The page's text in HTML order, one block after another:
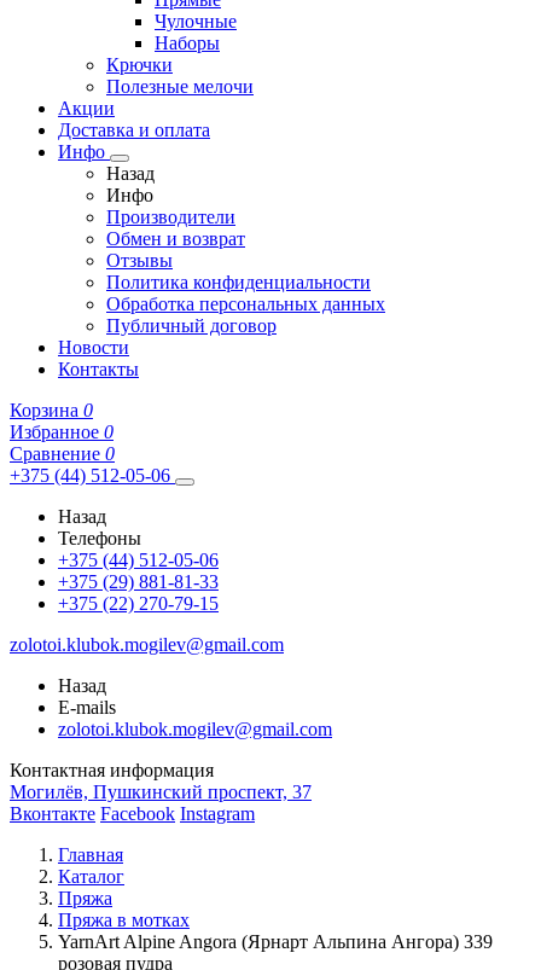
Чулочные
Наборы
Крючки
Полезные мелочи
Акции
Доставка и оплата
Инфо
Назад
Инфо
Производители
Обмен и возврат
Отзывы
Политика конфиденциальности
Обработка персональных данных
Публичный договор
Новости
Контакты
Корзина 0
Избранное 0
Сравнение 0
+375 (44) 512-05-06
Назад
Телефоны
+375 (44) 512-05-06
+375 (29) 881-81-33
+375 (22) 270-79-15
zolotoi.klubok.mogilev@gmail.com
Назад
E-mails
zolotoi.klubok.mogilev@gmail.com
Контактная информация
Могилёв, Пушкинский проспект, 37
Вконтакте Facebook Instagram
Главная
Каталог
Пряжа
Пряжа в мотках
YarnArt Alpine Angora (Ярнарт Альпина Ангора) 339
розовая пудра